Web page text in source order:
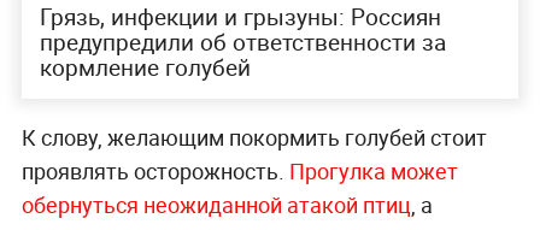
Грязь, инфекции и грызуны: Россиян
предупредили об ответственности за
кормление голубей
К слову, желающим покормить голубей стоит
проявлять осторожность. Прогулка может
обернуться неожиданной атакой птиц, а